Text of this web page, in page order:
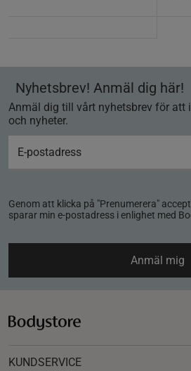
Nyhetsbrev! Anmäl dig här!
Anmäl dig till vårt nyhetsbrev för att
och nyheter.
Genom att klicka på "Prenumerera"
sparar min e-postadress i enlighet med
Anmäl mig
KUNDSERVICE